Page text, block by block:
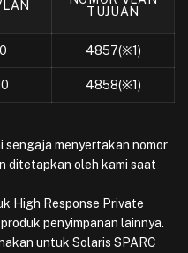
TUJUAN
4857(※1)
4858(※1)
sengaja menyertakan nomor
ditetapkan oleh kami saat
High Response Private
penyimpanan lainnya.
untuk Solaris SPARC